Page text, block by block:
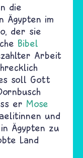
die
Ägypten im
der sie
Bibel
Arbeit
soll Gott
er Mose
und
Ägypten zu
Land